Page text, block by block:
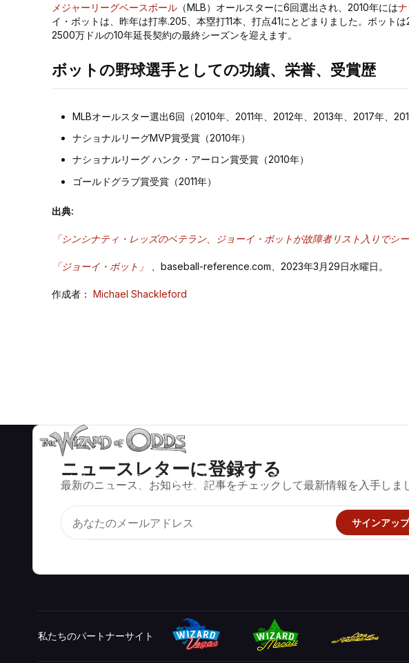
メジャーリーグベースボール（MLB）オールスターに6回選出され、2010年には
イ・ボットは、昨年は打率.205、本塁打11本、打点41にとどまりました。ボット
2500万ドルの10年延長契約の最終シーズンを迎えます。
ボットの野球選手としての功績、栄誉、受賞歴
MLBオールスター選出6回（2010年、2011年、2012年、2013年、2017年、
ナショナルリーグMVP賞受賞（2010年）
ナショナルリーグ ハンク・アーロン賞受賞（2010年）
ゴールドグラブ賞受賞（2011年）
出典:
「シンシナティ・レッズのベテラン、ジョーイ・ボットが故障者リスト入りでシー
「ジョーイ・ボット」 、baseball-reference.com、2023年3月29日水曜日。
作成者： Michael Shackleford
ニュースレターに登録する
最新のニュース、お知らせ、記事をチェックして最新情報を入手しま
サインアッ
ブラックジャック、クラップス、ルーレットなど、数百種類の
カジノゲームで数学的に正しい戦略と情報。
私たちのパートナーサイト